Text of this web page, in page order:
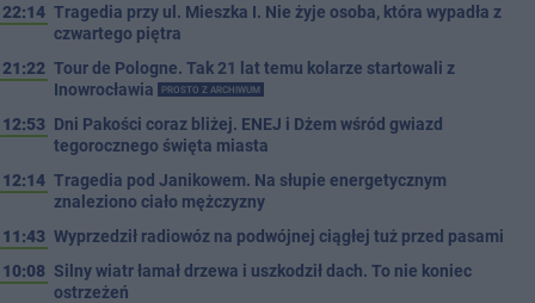
22:14 Tragedia przy ul. Mieszka I. Nie żyje osoba, która wypadła z
czwartego piętra
21:22 Tour de Pologne. Tak 21 lat temu kolarze startowali z
Inowrocławia
PROSTO Z ARCHIWUM
12:53 Dni Pakości coraz bliżej. ENEJ i Dżem wśród gwiazd
tegorocznego święta miasta
12:14 Tragedia pod Janikowem. Na słupie energetycznym
znaleziono ciało mężczyzny
11:43 Wyprzedził radiowóz na podwójnej ciągłej tuż przed pasami
10:08 Silny wiatr łamał drzewa i uszkodził dach. To nie koniec
ostrzeżeń